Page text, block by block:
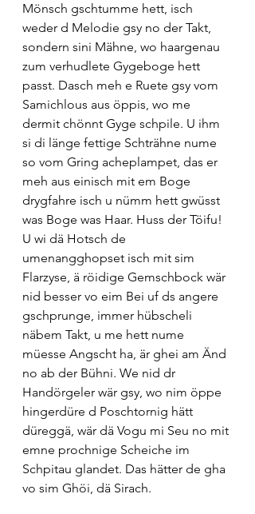
Mönsch gschtumme hett, isch
weder d Melodie gsy no der Takt,
sondern sini Mähne, wo haargenau
zum verhudlete Gygeboge hett
passt. Dasch meh e Ruete gsy vom
Samichlous aus öppis, wo me
dermit chönnt Gyge schpile. U ihm
si di länge fettige Schträhne nume
so vom Gring acheplampet, das er
meh aus einisch mit em Boge
drygfahre isch u nümm hett gwüsst
was Boge was Haar. Huss der Töifu!
U wi dä Hotsch de
umenangghopset isch mit sim
Flarzyse, ä röidige Gemschbock wär
nid besser vo eim Bei uf ds angere
gschprunge, immer hübscheli
näbem Takt, u me hett nume
müesse Angscht ha, är ghei am Änd
no ab der Bühni. We nid dr
Handörgeler wär gsy, wo nim öppe
hingerdüre d Poschtornig hätt
düreggä, wär dä Vogu mi Seu no mit
emne prochnige Scheiche im
Schpitau glandet. Das hätter de gha
vo sim Ghöi, dä Sirach.